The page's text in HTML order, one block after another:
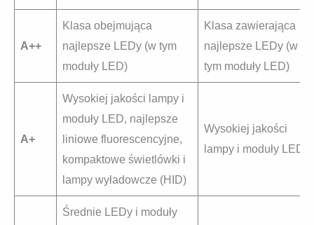
A++
Klasa obejmująca
najlepsze LEDy (w tym
moduły LED)
Klasa zawierająca
najlepsze LEDy (w
tym moduły LED)
A+
Wysokiej jakości lampy i
moduły LED, najlepsze
liniowe fluorescencyjne,
kompaktowe świetlówki i
lampy wyładowcze (HID)
Wysokiej jakości
lampy i moduły LED
Średnie LEDy i moduły